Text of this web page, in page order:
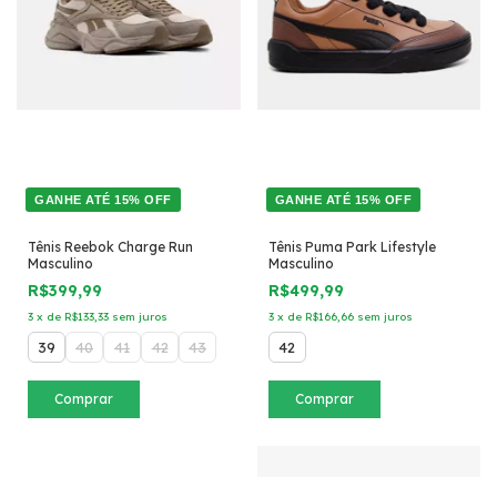
GANHE ATÉ 15% OFF
Tênis Reebok Charge Run
Masculino
R$399,99
3 x de R$133,33 sem juros
39 40 41 42 43
Comprar
GANHE ATÉ 15% OFF
Tênis Puma Park Lifestyle
Masculino
R$499,99
3 x de R$166,66 sem juros
42
Comprar